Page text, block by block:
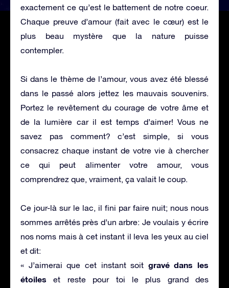
exactement ce qu’est le battement de notre coeur.
Chaque preuve d’amour (fait avec le cœur) est le
plus beau mystère que la nature puisse
contempler.
Si dans le thème de l’amour, vous avez été blessé
dans le passé alors jettez les mauvais souvenirs.
Portez le revêtement du courage de votre âme et
de la lumière car il est temps d’aimer! Vous ne
savez pas comment? c’est simple, si vous
consacrez chaque instant de votre vie à chercher
ce qui peut alimenter votre amour, vous
comprendrez que, vraiment, ça valait le coup.
Ce jour-là sur le lac, il fini par faire nuit; nous nous
sommes arrêtés près d’un arbre: Je voulais y écrire
nos noms mais à cet instant il leva les yeux au ciel
et dit:
« J’aimerai que cet instant soit gravé dans les
étoiles et reste pour toi le plus grand des